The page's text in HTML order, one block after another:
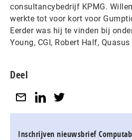
consultancybedrijf KPMG.
werkte tot voor kort voor
Eerder was hij te vinden bij
Young, CGI, Robert Half,
Deel
Inschrijven nieuwsbrief